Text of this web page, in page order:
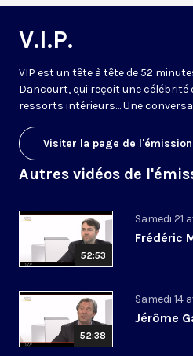
V.I.P.
VIP est un tête à tête de 52
Dancourt, qui reçoit une célébrité
ressorts intérieurs… Une
Visiter la page de l'émission
Autres vidéos de
52:53
Samedi 21
Frédéric
52:38
Samedi 14
Jérôme